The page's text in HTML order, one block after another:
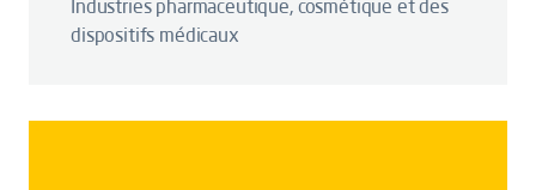
Industries pharmaceutique, cosmétique et des
dispositifs médicaux